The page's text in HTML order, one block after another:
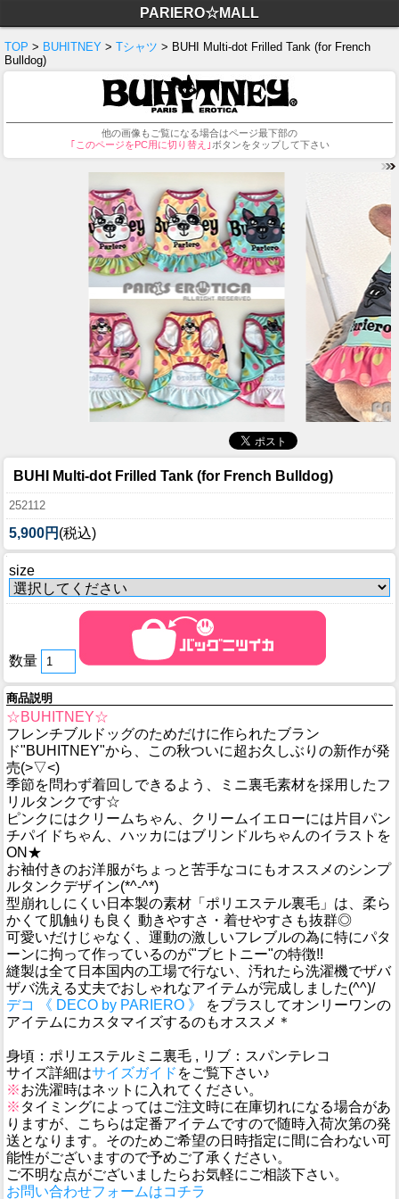
PARIERO☆MALL
TOP > BUHITNEY > Tシャツ > BUHI Multi-dot Frilled Tank (for French
Bulldog)
他の画像もご覧になる場合はページ最下部の
｢このページをPC用に切り替え｣ ボタンをタップして下さい
BUHI Multi-dot Frilled Tank (for French Bulldog)
252112
5,900円 (税込)
size
数量
商品説明
☆BUHITNEY☆
フレンチブルドッグのためだけに作られたブラン
ド"BUHITNEY"から、この秋ついに超お久しぶりの新作が発
売(>▽<)
季節を問わず着回しできるよう、ミニ裏毛素材を採用したフ
リルタンクです☆
ピンクにはクリームちゃん、クリームイエローには片目パン
チパイドちゃん、ハッカにはブリンドルちゃんのイラストを
ON★
お袖付きのお洋服がちょっと苦手なコにもオススメのシンプ
ルタンクデザイン(*^-^*)
型崩れしにくい日本製の素材「ポリエステル裏毛」は、柔ら
かくて肌触りも良く 動きやすさ・着せやすさも抜群◎
可愛いだけじゃなく、運動の激しいフレブルの為に特にパタ
ーンに拘って作っているのが"ブヒトニー"の特徴!!
縫製は全て日本国内の工場で行ない、汚れたら洗濯機でザバ
ザバ洗える丈夫でおしゃれなアイテムが完成しました(^^)/
デコ 《 DECO by PARIERO 》
をプラスしてオンリーワンの
アイテムにカスタマイズするのもオススメ＊
身頃：ポリエステルミニ裏毛 , リブ：スパンテレコ
サイズ詳細はサイズガイド をご覧下さい♪
※お洗濯時はネットに入れてください。
※ タイミングによってはご注文時に在庫切れになる場合があ
りますが、こちらは定番アイテムですので随時入荷次第の発
送となります。そのためご希望の日時指定に間に合わない可
能性がございますので予めご了承ください。
ご不明な点がございましたらお気軽にご相談下さい。
お問い合わせフォームはコチラ